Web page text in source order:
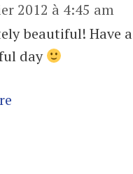
2012 à 4:45 am
beautiful! Have a
day